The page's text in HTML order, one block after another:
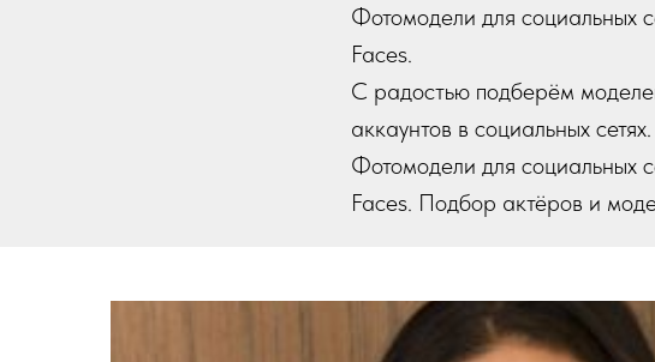
Фотомодели для социальных
Faces.
С радостью подберём
аккаунтов в социальных сетях.
Фотомодели для социальных
Faces. Подбор актёров и